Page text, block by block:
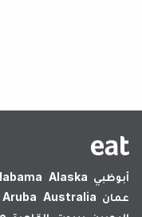
أبوظبي Alaska
عمان
Aruba Australia